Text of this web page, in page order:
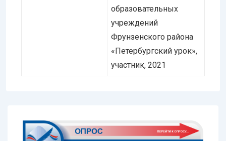
образовательных
учреждений
Фрунзенского района
«Петербургский урок»,
участник, 2021